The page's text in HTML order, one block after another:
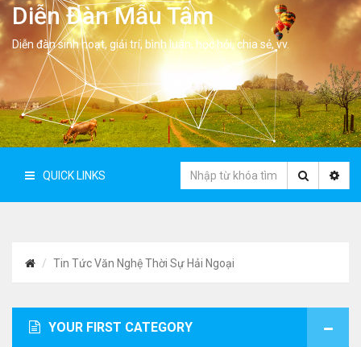
Diễn Đàn Mẫu Tâm
Diễn đàn sinh hoạt, giải trí, bình luân, học hỏi, chia sẻ, vv.
QUICK LINKS
Tin Tức Văn Nghệ Thời Sự Hải Ngoại
YOUR FIRST CATEGORY